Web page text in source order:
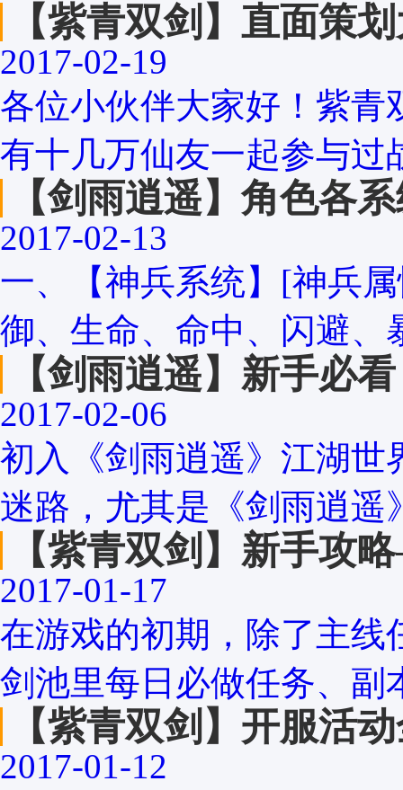
【紫青双剑】直面策
2017-02-19
各位小伙伴大家好！紫青
有十几万仙友一起参与
【剑雨逍遥】角色各
2017-02-13
一、【神兵系统】[神兵
御、生命、命中、闪避、
【剑雨逍遥】新手必
2017-02-06
初入《剑雨逍遥》江湖世
迷路，尤其是《剑雨逍遥
【紫青双剑】新手攻
2017-01-17
在游戏的初期，除了主线
剑池里每日必做任务、副
【紫青双剑】开服活
2017-01-12